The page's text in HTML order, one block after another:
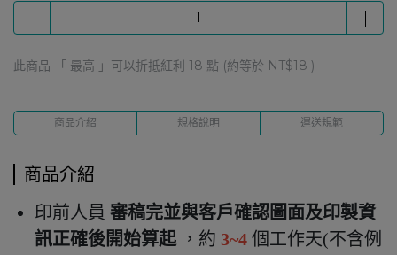
此商品 「 最高 」可以折抵紅利 18 點 (約等於 NT$18 )
商品介紹 規格說明 運送規範
商品介紹
印前人員 審稿完並與客戶確認圖面及印製資
訊正確後開始算起 ，約 3~4 個工作天(不含例